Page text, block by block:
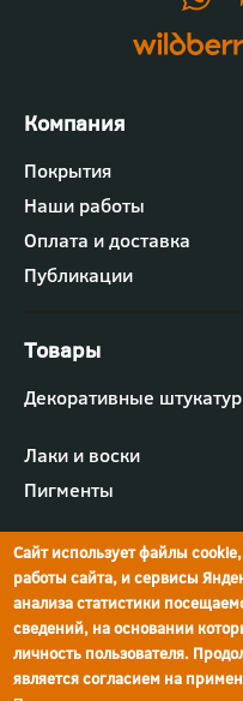
г.Ростов-на-Дону,
ул.Мечникова, д.134
Футер
-
меню
"Компания"
Покрытия
Наши работы
Оплата и доставка
Публикации
Футер
-
меню
"Товары"
Декоративные
Лаки и воски
Пигменты
Политика
Сайт использует файлы
работы сайта, и сервисы
анализа статистики
сведений, на основании
личность пользователя.
является согласием на